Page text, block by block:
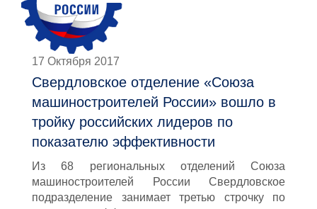
17 Октября 2017
Свердловское отделение «Союза
машиностроителей России» вошло в
тройку российских лидеров по
показателю эффективности
Из 68 региональных отделений Союза
машиностроителей России Свердловское
подразделение занимает третью строчку по